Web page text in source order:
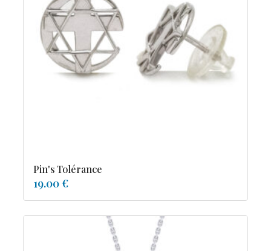
Pin's Tolérance
19.00 €